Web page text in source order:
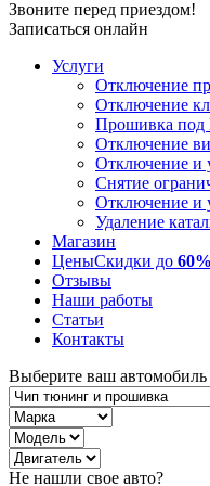
Звоните перед приездом!
Записаться онлайн
Услуги
Отключение
Отключение
Прошивка
Отключение
Отключение и
Снятие
Отключение и
Удаление
Магазин
ЦеныСкидки до 60%
Отзывы
Наши работы
Статьи
Контакты
Выберите ваш автомобиль
Не нашли свое авто?